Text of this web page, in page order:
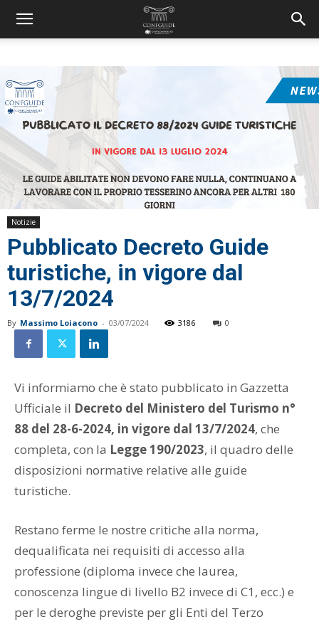
Notizie
Pubblicato Decreto Guide
turistiche, in vigore dal
13/7/2024
By Massimo Loiacono - 03/07/2024 3186 0
Vi informiamo che è stato pubblicato in Gazzetta
Ufficiale il Decreto del Ministero del Turismo n°
88 del 28-6-2024, in vigore dal 13/7/2024, che
completa, con la Legge 190/2023, il quadro delle
disposizioni normative relative alle guide
turistiche.
Restano ferme le nostre critiche alla norma,
dequalificata nei requisiti di accesso alla
professione (diploma invece che laurea,
conoscenza lingue di livello B2 invece di C1, ecc.) e
per le deroghe previste per gli Enti del Terzo